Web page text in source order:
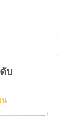
บ
น